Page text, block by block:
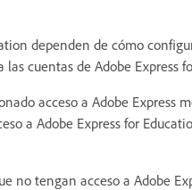
dependen de cómo
cuentas de Adobe Express
acceso a Adobe Express
a Adobe Express for
no tengan acceso a Adobe